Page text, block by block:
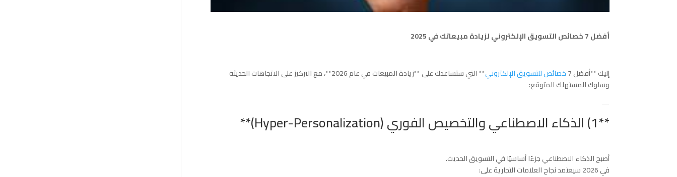
أفضل 7 خصائص التسويق الإلكتروني لزيادة مبيعاتك في 2025
إليك **أفضل 7 خصائص للتسويق الإلكتروني
** التي ستساعدك على **زيادة المبيعات في عام 2026**، مع التركيز على الاتجاهات الحديثة
وسلوك المستهلك المتوقع:
—
**1) الذكاء الاصطناعي والتخصيص الفوري (Hyper-Personalization)**
أصبح الذكاء الاصطناعي جزءًا أساسيًا في التسويق الحديث.
في 2026 سيعتمد نجاح العلامات التجارية على: